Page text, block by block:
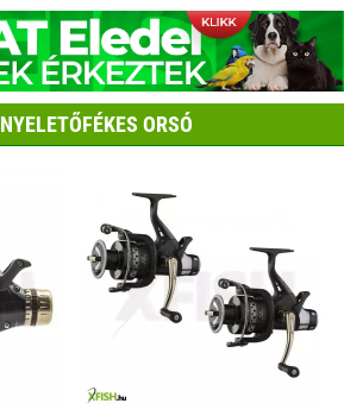
NYELETŐFÉKES ORSÓ